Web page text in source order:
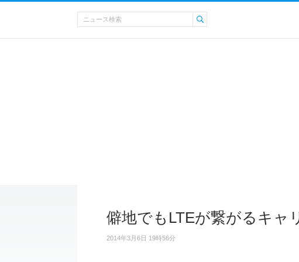
僻地でもLTEが繋がるキャ
2014年3月6日 19時56分